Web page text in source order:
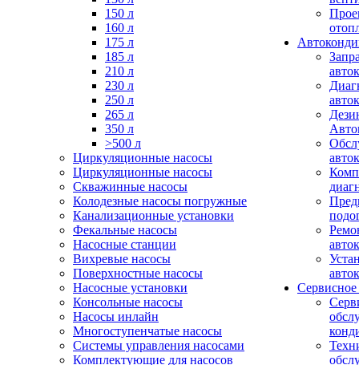
150 л
160 л
175 л
185 л
210 л
230 л
250 л
265 л
350 л
>500 л
Циркуляционные насосы
Циркуляционные насосы
Скважинные насосы
Колодезные насосы погружные
Канализационные установки
Фекальные насосы
Насосные станции
Вихревые насосы
Поверхностные насосы
Насосные установки
Консольные насосы
Насосы инлайн
Многоступенчатые насосы
Системы управления насосами
Комплектующие для насосов